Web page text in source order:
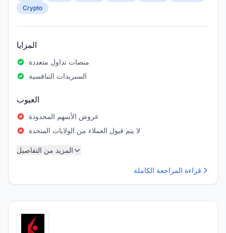
Crypto
المزايا
منصات تداول متعددة
السبريدات التنافسية
العيوب
عروض الأسهم المحدودة
لا يتم قبول العملاء من الولايات المتحدة
المزيد من التفاصيل
قراءة المراجعة الكاملة